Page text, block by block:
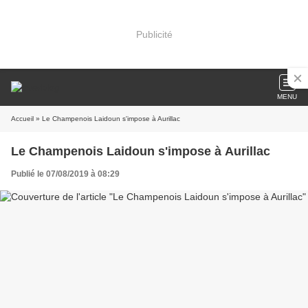
Publicité
MENU
Accueil » Le Champenois Laidoun s'impose à Aurillac
Le Champenois Laidoun s'impose à Aurillac
Publié le 07/08/2019 à 08:29